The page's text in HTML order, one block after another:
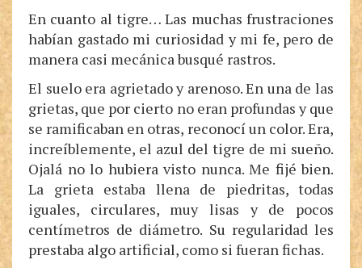
En cuanto al tigre… Las muchas frustraciones
habían gastado mi curiosidad y mi fe, pero de
manera casi mecánica busqué rastros.
El suelo era agrietado y arenoso. En una de las
grietas, que por cierto no eran profundas y que
se ramificaban en otras, reconocí un color. Era,
increíblemente, el azul del tigre de mi sueño.
Ojalá no lo hubiera visto nunca. Me fijé bien.
La grieta estaba llena de piedritas, todas
iguales, circulares, muy lisas y de pocos
centímetros de diámetro. Su regularidad les
prestaba algo artificial, como si fueran fichas.